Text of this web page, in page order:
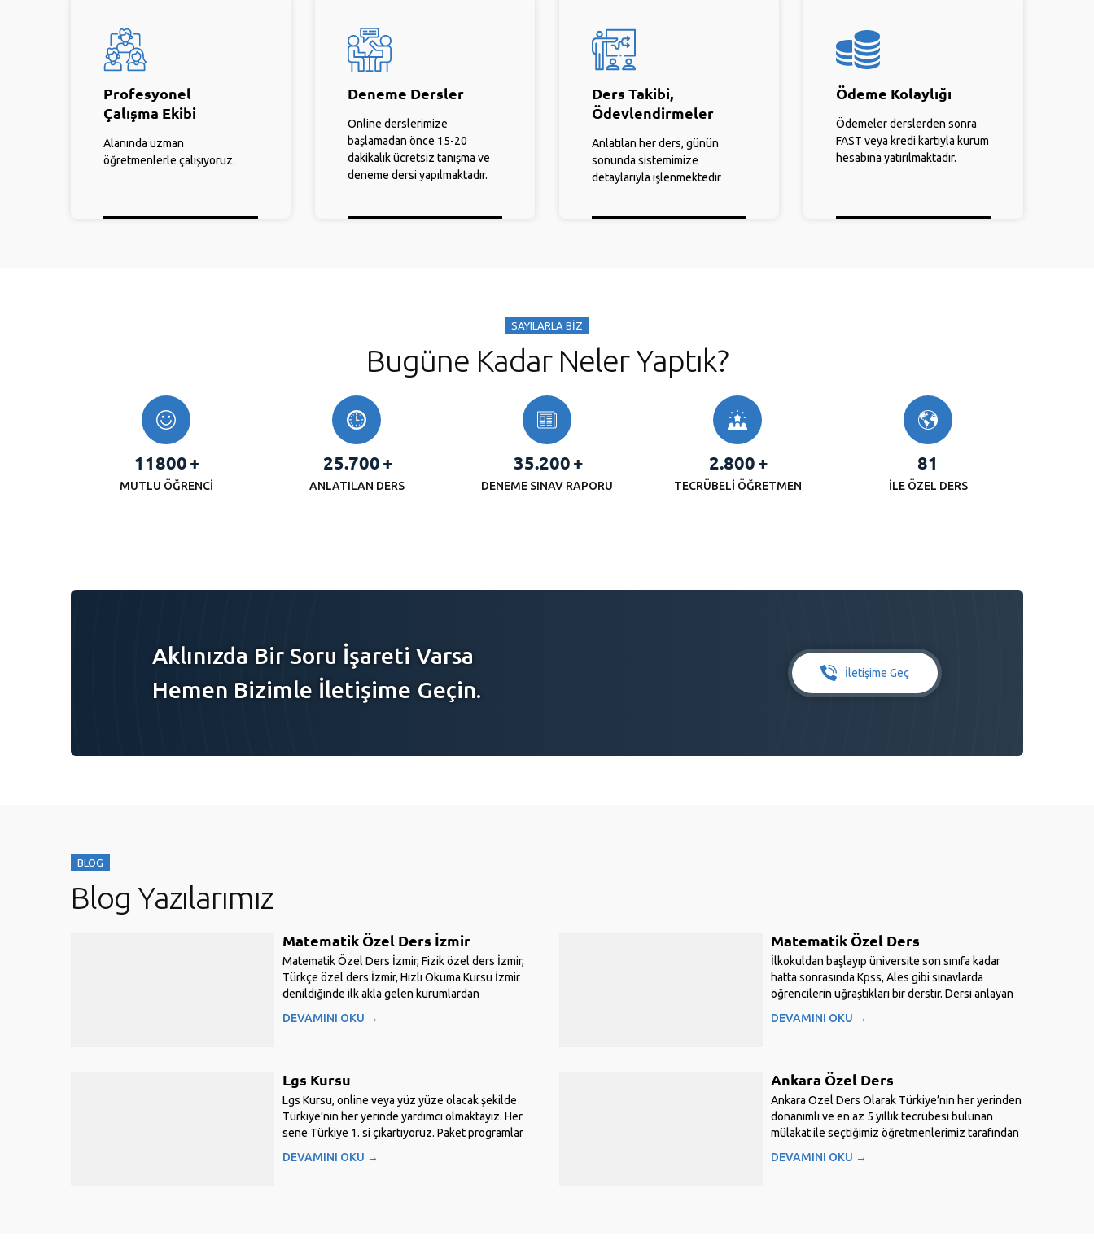
Profesyonel
Çalışma Ekibi
Alanında uzman
öğretmenlerle çalışıyoruz.
Deneme Dersler
Online derslerimize
başlamadan önce 15-20
dakikalık ücretsiz tanışma ve
deneme dersi yapılmaktadır.
Ders Takibi,
Ödevlendirmeler
Anlatılan her ders, günün
sonunda sistemimize
detaylarıyla işlenmektedir
Ödeme Kolaylığı
Ödemeler derslerden sonra
FAST veya kredi kartıyla kurum
hesabına yatırılmaktadır.
SAYILARLA BİZ
Bugüne Kadar Neler Yaptık?
11800+
MUTLU ÖĞRENCİ
25.700+
ANLATILAN DERS
35.200+
DENEME SINAV RAPORU
2.800+
TECRÜBELİ ÖĞRETMEN
81
İLE ÖZEL DERS
Aklınızda Bir Soru İşareti Varsa
Hemen Bizimle İletişime Geçin.
İletişime Geç
BLOG
Blog Yazılarımız
Matematik Özel Ders İzmir
Matematik Özel Ders İzmir, Fizik özel ders İzmir,
Türkçe özel ders İzmir, Hızlı Okuma Kursu İzmir
denildiğinde ilk akla gelen kurumlardan
çok fazla öğretmeni bulunmaktadır. Tamamen
DEVAMINI OKU →
Matematik Özel Ders
İlkokuldan başlayıp üniversite son sınıfa kadar
hatta sonrasında Kpss, Ales gibi sınavlarda
öğrencilerin uğraştıkları bir derstir. Dersi anlayan
gerçekten zor bir derstir. Bu yüzden birçok
DEVAMINI OKU →
Lgs Kursu
Lgs Kursu, online veya yüz yüze olacak şekilde
Türkiye’nin her yerinde yardımcı olmaktayız. Her
sene Türkiye 1. si çıkartıyoruz. Paket programlar
oluyoruz. Sadece matematik, sadece Türkçe veya
DEVAMINI OKU →
Ankara Özel Ders
Ankara Özel Ders Olarak Türkiye’nin her yerinden
donanımlı ve en az 5 yıllık tecrübesi bulunan
mülakat ile seçtiğimiz öğretmenlerimiz tarafından
ortaokul, lise derslerine yardımcı aynı zamanda
DEVAMINI OKU →